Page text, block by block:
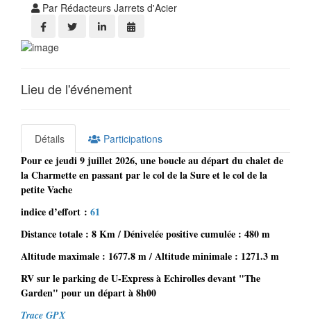
Par Rédacteurs Jarrets d'Acier
Lieu de l'événement
Détails Participations
Pour ‌ce jeudi 9 juillet 2026, une boucle au départ du chalet de
la Charmette en passant par le col de la Sure et le col de la
petite Vache
indice d’effort : 61
Distance totale : 8 Km / Dénivelée positive cumulée : 480 m
Altitude maximale : 1677.8 m / Altitude minimale : 1271.3 m
RV sur le parking de U-Express à Echirolles devant "The
Garden" pour un départ à 8h00
Trace GPX